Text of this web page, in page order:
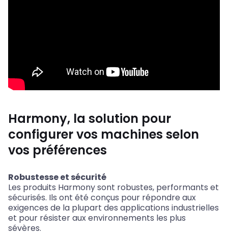
Harmony, la solution pour
configurer vos machines selon
vos préférences
Robustesse et sécurité
Les produits Harmony sont robustes, performants et
sécurisés. Ils ont été conçus pour répondre aux
exigences de la plupart des applications industrielles
et pour résister aux environnements les plus
sévères.